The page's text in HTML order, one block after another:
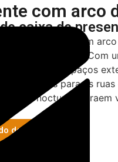
com arco
caixa de
de presente em
festivas nas ruas. Com
alegre aos espaços
Ideais para as
nocturna,
de informação